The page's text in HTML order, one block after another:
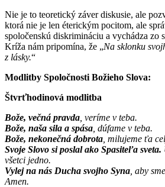
Nie je to teoretický záver diskusie, ale
ktorá nie je len éterickým pocitom, ale
spoločenskú diskrimináciu a vychádza zo
Kríža nám pripomína, že „Na sklonku
z lásky.“
Modlitby Spoločnosti Božieho Slova:
Štvrťhodinová modlitba
Bože, večná pravda , veríme v teba.
Bože, naša sila a spása , dúfame v teba.
Bože, nekonečná dobrota , milujeme ťa
Svoje Slovo si poslal ako Spasiteľa sveta.
všetci jedno.
Vylej na nás Ducha svojho Syna , aby
Amen.